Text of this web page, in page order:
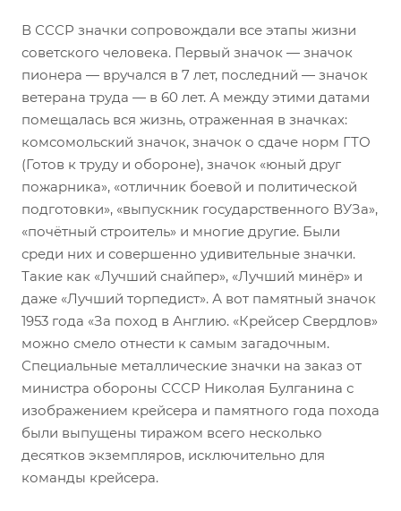
В СССР значки сопровождали все этапы жизни
советского человека. Первый значок — значок
пионера — вручался в 7 лет, последний — значок
ветерана труда — в 60 лет. А между этими датами
помещалась вся жизнь, отраженная в значках:
комсомольский значок, значок о сдаче норм ГТО
(Готов к труду и обороне), значок «юный друг
пожарника», «отличник боевой и политической
подготовки», «выпускник государственного ВУЗа»,
«почётный строитель» и многие другие. Были
среди них и совершенно удивительные значки.
Такие как «Лучший снайпер», «Лучший минёр» и
даже «Лучший торпедист». А вот памятный значок
1953 года «За поход в Англию. «Крейсер Свердлов»
можно смело отнести к самым загадочным.
Специальные металлические значки на заказ от
министра обороны СССР Николая Булганина с
изображением крейсера и памятного года похода
были выпущены тиражом всего несколько
десятков экземпляров, исключительно для
команды крейсера.